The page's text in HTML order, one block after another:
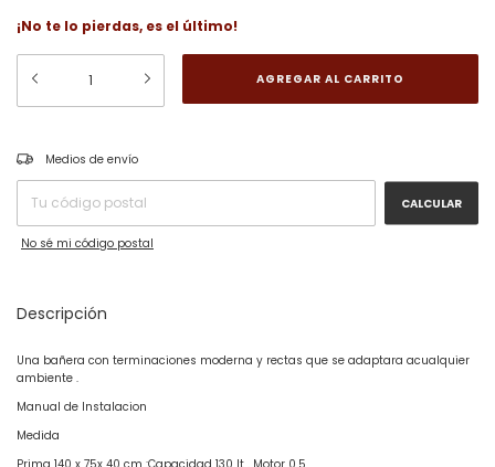
¡No te lo pierdas, es el último!
Entregas para el CP:
Medios de envío
CALCULAR
No sé mi código postal
Descripción
Una bañera con terminaciones moderna y rectas que se adaptara acualquier
ambiente .
Manual de Instalacion
Medida